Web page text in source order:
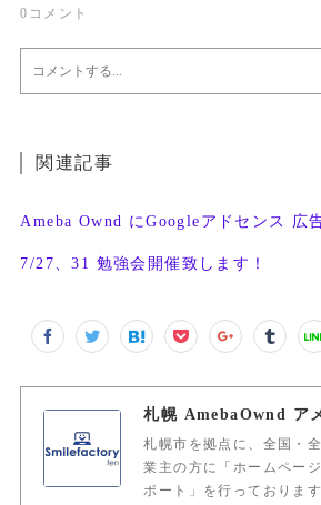
0 コメント
関連記事
7/27、31 勉強会開催致します！
札幌市を拠点に、全国・
業主の方に「ホームペー
ポート」を行っておりま